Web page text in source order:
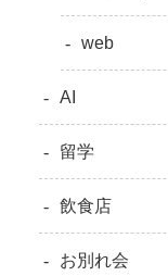
web
AI
留学
飲食店
お別れ会